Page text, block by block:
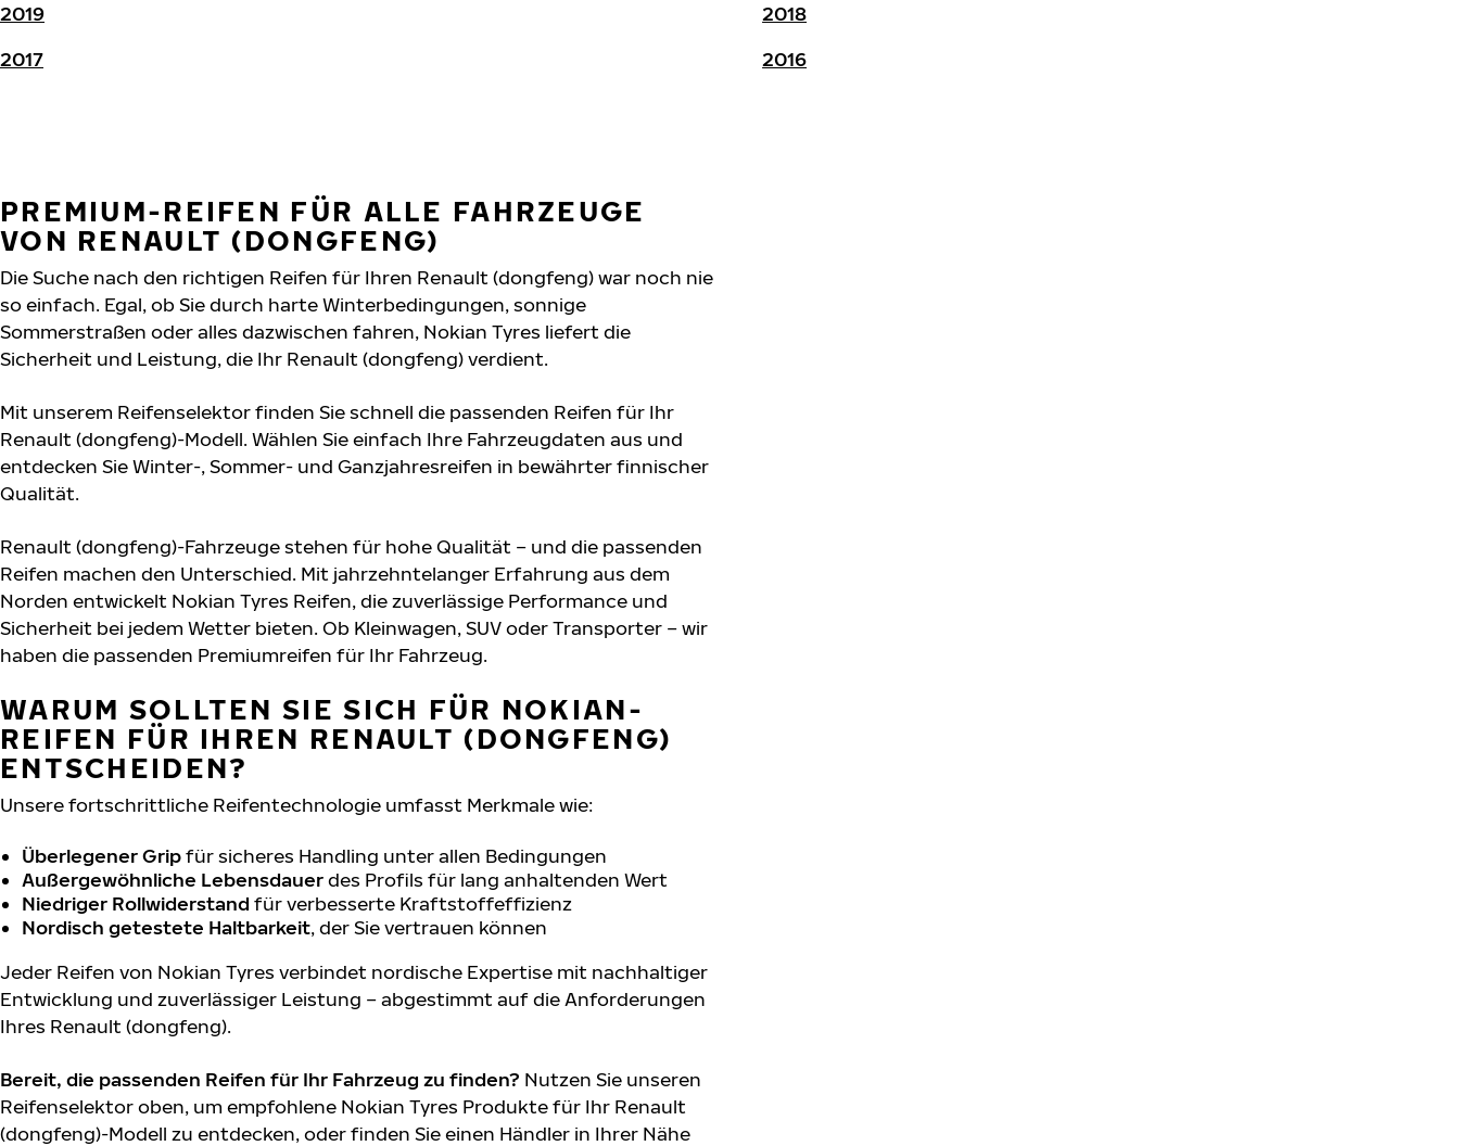
2019
2018
2017
2016
PREMIUM-REIFEN FÜR ALLE FAHRZEUGE
VON RENAULT (DONGFENG)
Die Suche nach den richtigen Reifen für Ihren Renault (dongfeng) war noch nie
so einfach. Egal, ob Sie durch harte Winterbedingungen, sonnige
Sommerstraßen oder alles dazwischen fahren, Nokian Tyres liefert die
Sicherheit und Leistung, die Ihr Renault (dongfeng) verdient.
Mit unserem Reifenselektor finden Sie schnell die passenden Reifen für Ihr
Renault (dongfeng)-Modell. Wählen Sie einfach Ihre Fahrzeugdaten aus und
entdecken Sie Winter-, Sommer- und Ganzjahresreifen in bewährter finnischer
Qualität.
Renault (dongfeng)-Fahrzeuge stehen für hohe Qualität – und die passenden
Reifen machen den Unterschied. Mit jahrzehntelanger Erfahrung aus dem
Norden entwickelt Nokian Tyres Reifen, die zuverlässige Performance und
Sicherheit bei jedem Wetter bieten. Ob Kleinwagen, SUV oder Transporter – wir
haben die passenden Premiumreifen für Ihr Fahrzeug.
WARUM SOLLTEN SIE SICH FÜR NOKIAN-
REIFEN FÜR IHREN RENAULT (DONGFENG)
ENTSCHEIDEN?
Unsere fortschrittliche Reifentechnologie umfasst Merkmale wie:
Überlegener Gripfür sicheres Handling unter allen Bedingungen
Außergewöhnliche Lebensdauerdes Profils für lang anhaltenden Wert
Niedriger Rollwiderstand für verbesserte Kraftstoffeffizienz
Nordisch getestete Haltbarkeit, der Sie vertrauen können
Jeder Reifen von Nokian Tyres verbindet nordische Expertise mit nachhaltiger
Entwicklung und zuverlässiger Leistung – abgestimmt auf die Anforderungen
Ihres Renault (dongfeng).
Bereit, die passenden Reifen für Ihr Fahrzeug zu finden? Nutzen Sie unseren
Reifenselektor oben, um empfohlene Nokian Tyres Produkte für Ihr Renault
(dongfeng)-Modell zu entdecken, oder finden Sie einen Händler in Ihrer Nähe